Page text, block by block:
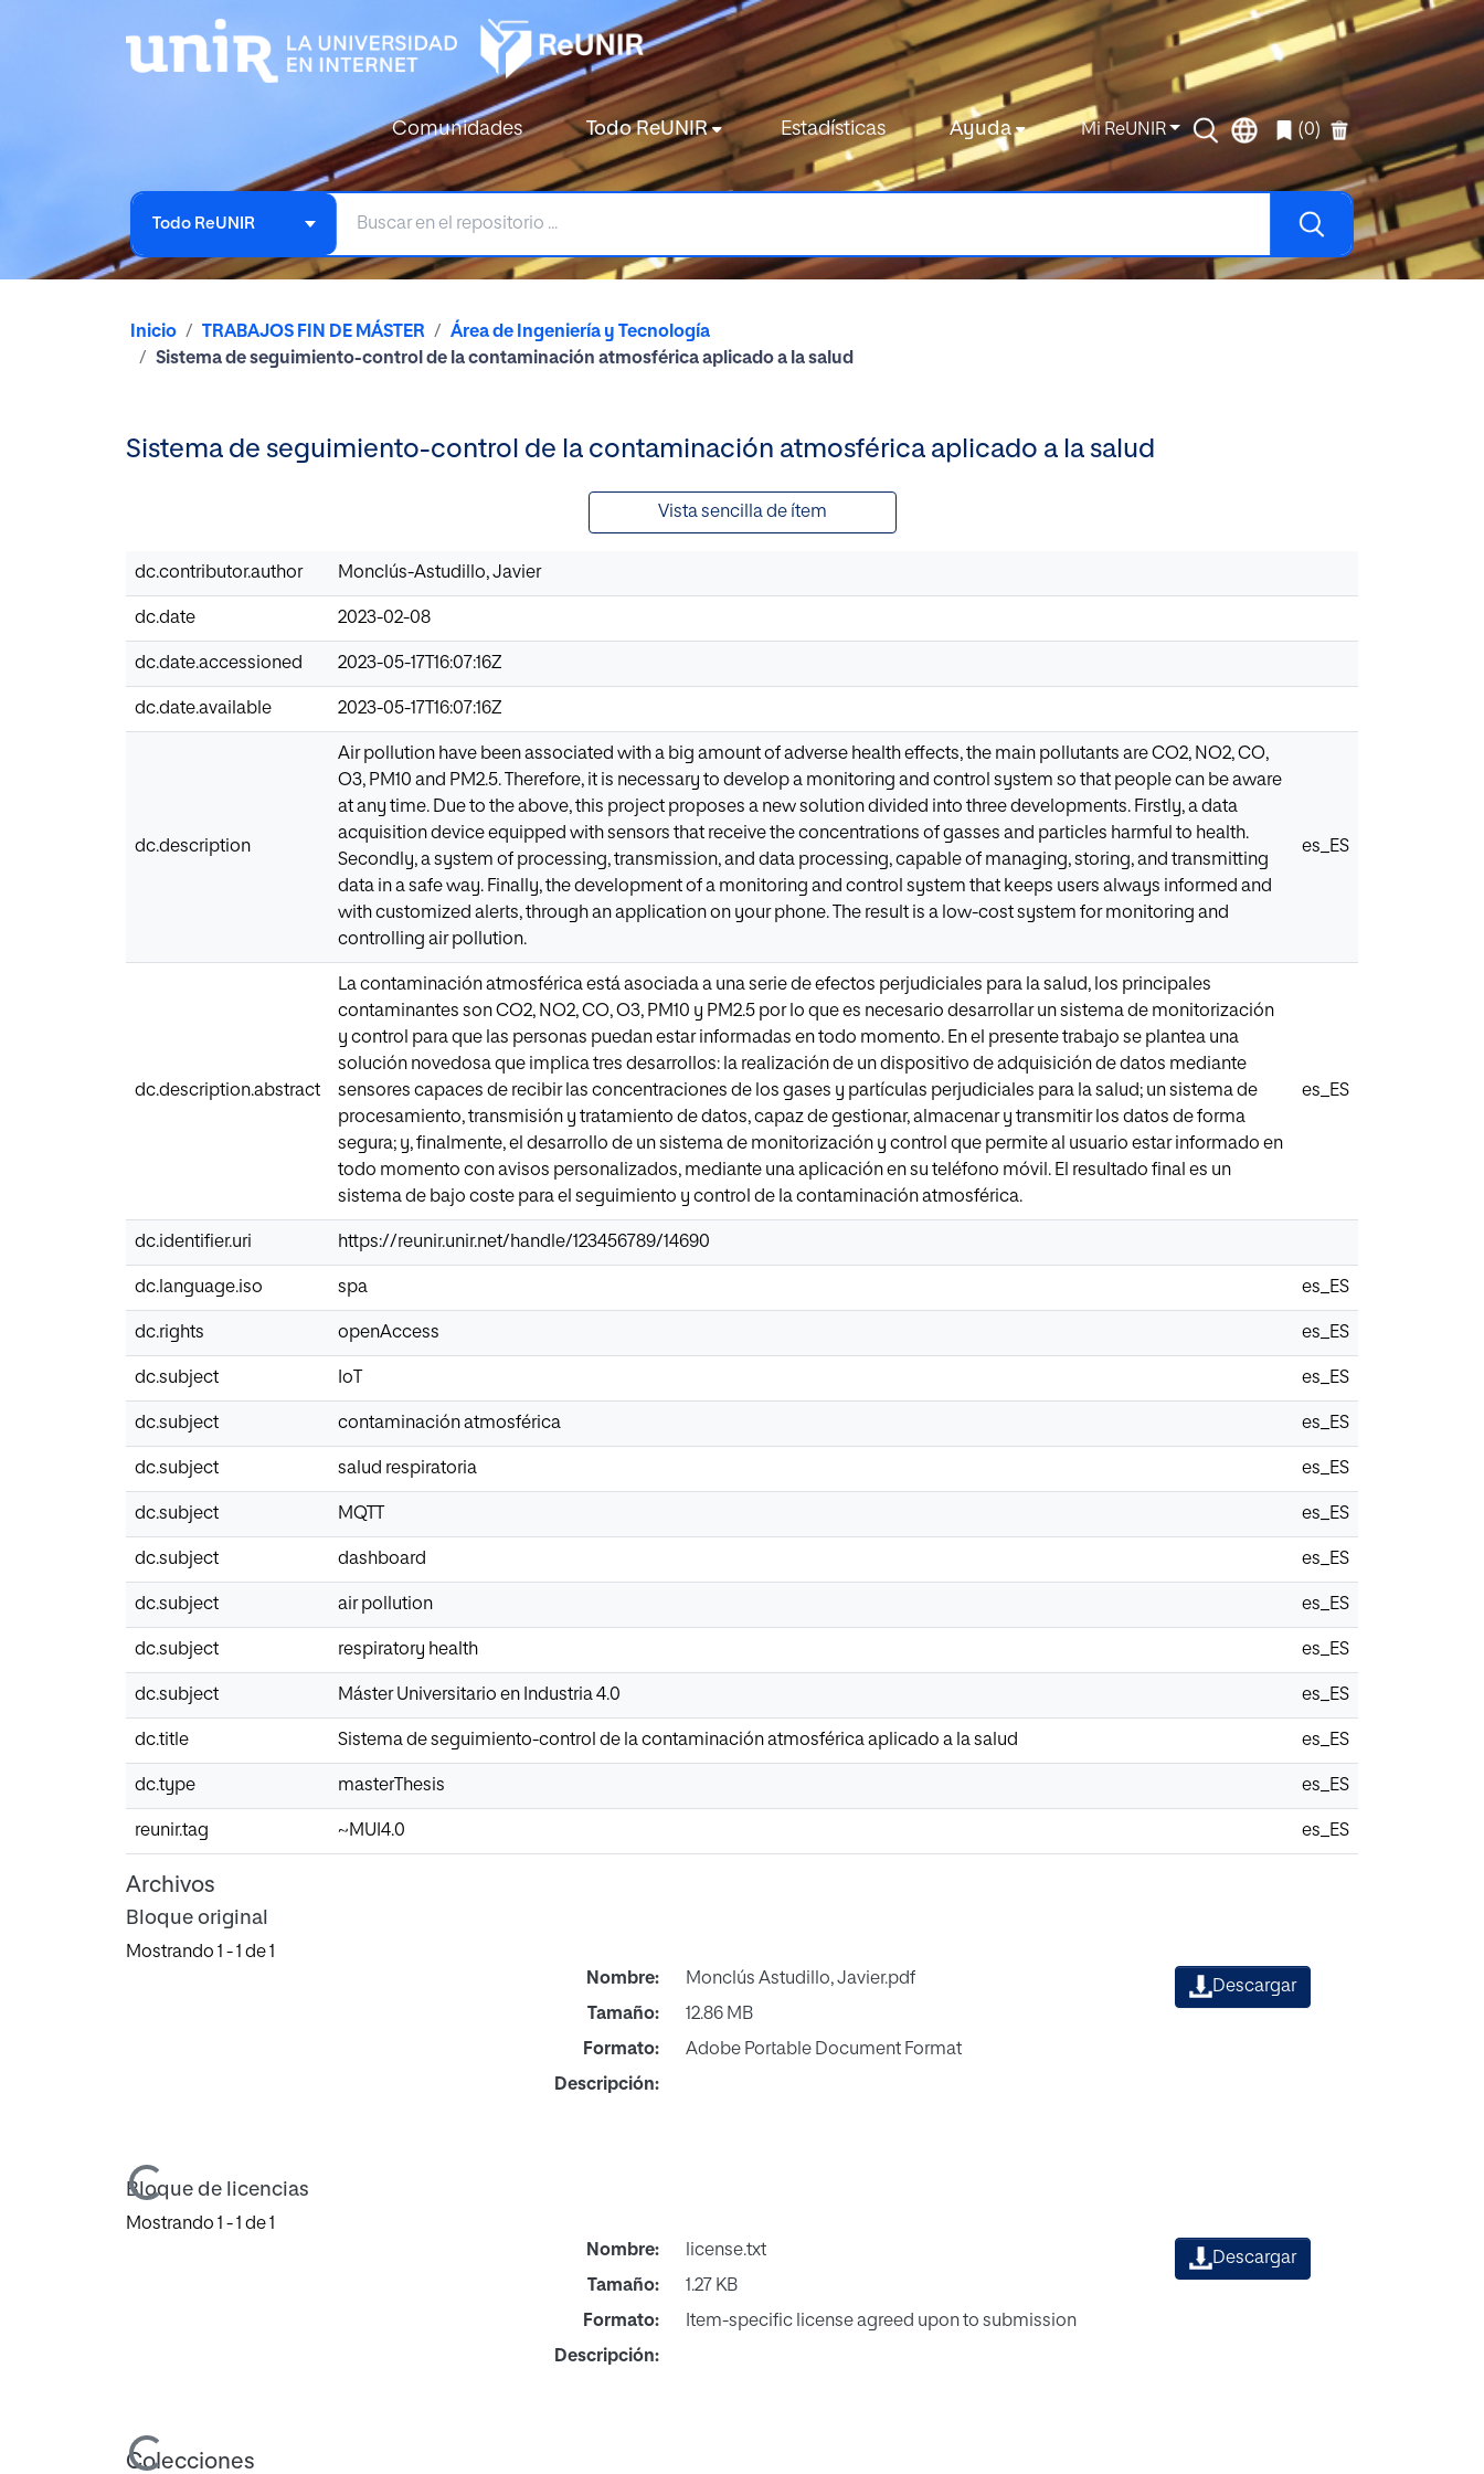
Comunidades Todo ReUNIR Estadísticas Ayuda Mi ReUNIR (0)
Todo ReUNIR
Inicio TRABAJOS FIN DE MÁSTER
Área de Ingeniería y Tecnología
Sistema de seguimiento-control de la contaminación atmosférica aplicado a la salud
Sistema de seguimiento-control de la contaminación atmosférica aplicado a la salud
Vista sencilla de ítem
dc.contributor.author Monclús-Astudillo, Javier
dc.date 2023-02-08
dc.date.accessioned 2023-05-17T16:07:16Z
dc.date.available 2023-05-17T16:07:16Z
dc.description
Air pollution have been associated with a big amount of adverse health effects, the main pollutants are CO2, NO2, CO,
O3, PM10 and PM2.5. Therefore, it is necessary to develop a monitoring and control system so that people can be aware
at any time. Due to the above, this project proposes a new solution divided into three developments. Firstly, a data
acquisition device equipped with sensors that receive the concentrations of gasses and particles harmful to health.
Secondly, a system of processing, transmission, and data processing, capable of managing, storing, and transmitting
data in a safe way. Finally, the development of a monitoring and control system that keeps users always informed and
with customized alerts, through an application on your phone. The result is a low-cost system for monitoring and
controlling air pollution.
es_ES
dc.description.abstract
La contaminación atmosférica está asociada a una serie de efectos perjudiciales para la salud, los principales
contaminantes son CO2, NO2, CO, O3, PM10 y PM2.5 por lo que es necesario desarrollar un sistema de monitorización
y control para que las personas puedan estar informadas en todo momento. En el presente trabajo se plantea una
solución novedosa que implica tres desarrollos: la realización de un dispositivo de adquisición de datos mediante
sensores capaces de recibir las concentraciones de los gases y partículas perjudiciales para la salud; un sistema de
procesamiento, transmisión y tratamiento de datos, capaz de gestionar, almacenar y transmitir los datos de forma
segura; y, finalmente, el desarrollo de un sistema de monitorización y control que permite al usuario estar informado en
todo momento con avisos personalizados, mediante una aplicación en su teléfono móvil. El resultado final es un
sistema de bajo coste para el seguimiento y control de la contaminación atmosférica.
es_ES
dc.identifier.uri https://reunir.unir.net/handle/123456789/14690
dc.language.iso spa es_ES
dc.rights openAccess es_ES
dc.subject IoT es_ES
dc.subject contaminación atmosférica es_ES
dc.subject salud respiratoria es_ES
dc.subject MQTT es_ES
dc.subject dashboard es_ES
dc.subject air pollution es_ES
dc.subject respiratory health es_ES
dc.subject Máster Universitario en Industria 4.0 es_ES
dc.title Sistema de seguimiento-control de la contaminación atmosférica aplicado a la salud es_ES
dc.type masterThesis es_ES
reunir.tag ~MUI4.0 es_ES
Archivos
Bloque original
Mostrando 1 - 1 de 1
Cargando...
Nombre:
Monclús Astudillo, Javier.pdf
Tamaño:
12.86 MB
Formato:
Adobe Portable Document Format
Descripción:
Descargar
Bloque de licencias
Mostrando 1 - 1 de 1
Cargando...
Nombre:
license.txt
Tamaño:
1.27 KB
Formato:
Item-specific license agreed upon to submission
Descripción:
Descargar
Colecciones